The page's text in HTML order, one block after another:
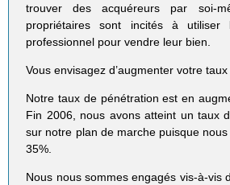
trouver des acquéreurs par soi-
propriétaires sont incités à utiliser
professionnel pour vendre leur bien.
Vous envisagez d’augmenter votre
Notre taux de pénétration est en
Fin 2006, nous avons atteint un taux
sur notre plan de marche puisque
35%.
Nous nous sommes engagés vis-à-vis